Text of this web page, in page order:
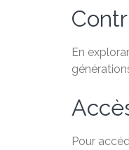
En
Pour